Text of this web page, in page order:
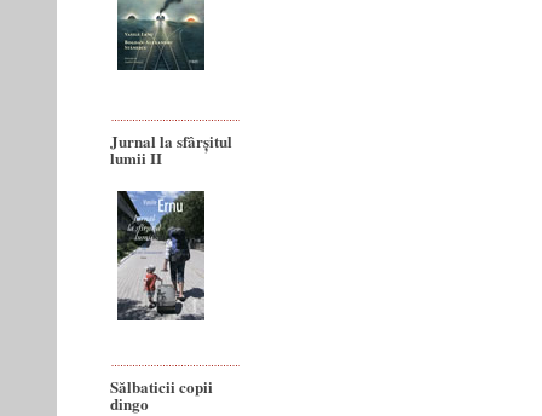
Jurnal la sfârșitul
lumii II
Sălbaticii copii
dingo